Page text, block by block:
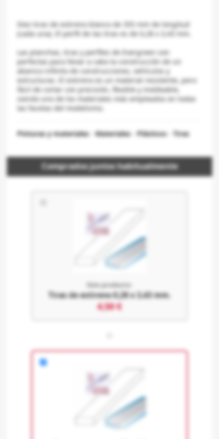
Diez tiras de estireno blanco de 355 mm de longitud
(cada una). El perfil de las tiras es de 0,28 x 3,43 mm.
Las planchas, tiras y perfiles de Evergreen son
perfectas para llevar a cabo la construcción de un
abanico infinito de construcciones, vehículos y
estructuras. El estireno es un material resistente, pero
fácil de cortar con precisión, flexible y moldeable,
siendo uno de los materiales más empleados en todas
las facetas del modelismo.
Pinturas y materiales- Materiales- Plásticos- Tiras
Comprados juntos habitualmente
Este producto:
Tiras de estireno 0,28 x 3,43 mm.
4,50 €